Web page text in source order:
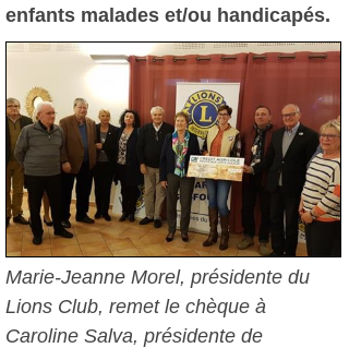
enfants malades et/ou handicapés.
Marie-Jeanne Morel, présidente du
Lions Club, remet le chèque à
Caroline Salva, présidente de